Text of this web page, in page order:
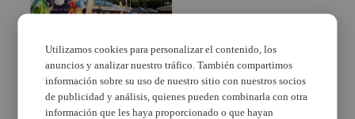
Mislata presenta toda
su oferta de ocio,
gastronomía, deporte y
comercio
Utilizamos cookies para personalizar el contenido, los
anuncios y analizar nuestro tráfico. También compartimos
información sobre su uso de nuestro sitio con nuestros socios
de publicidad y análisis, quienes pueden combinarla con otra
información que les haya proporcionado o que hayan